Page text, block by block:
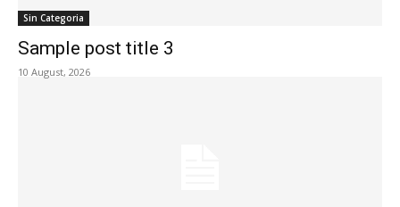
Sin Categoria
Sample post title 3
10 August, 2026